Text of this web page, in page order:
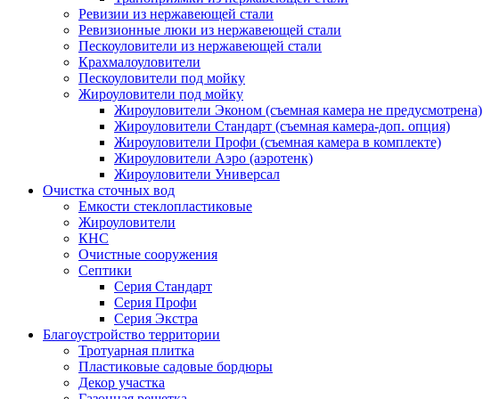
Ревизии из нержавеющей стали
Ревизионные люки из нержавеющей стали
Пескоуловители из нержавеющей стали
Крахмалоуловители
Пескоуловители под мойку
Жироуловители под мойку
Жироуловители Эконом (съемная камера не предусмотрена)
Жироуловители Стандарт (съемная камера-доп. опция)
Жироуловители Профи (съемная камера в комплекте)
Жироуловители Аэро (аэротенк)
Жироуловители Универсал
Очистка сточных вод
Емкости стеклопластиковые
Жироуловители
КНС
Очистные сооружения
Септики
Серия Стандарт
Серия Профи
Серия Экстра
Благоустройство территории
Тротуарная плитка
Пластиковые садовые бордюры
Декор участка